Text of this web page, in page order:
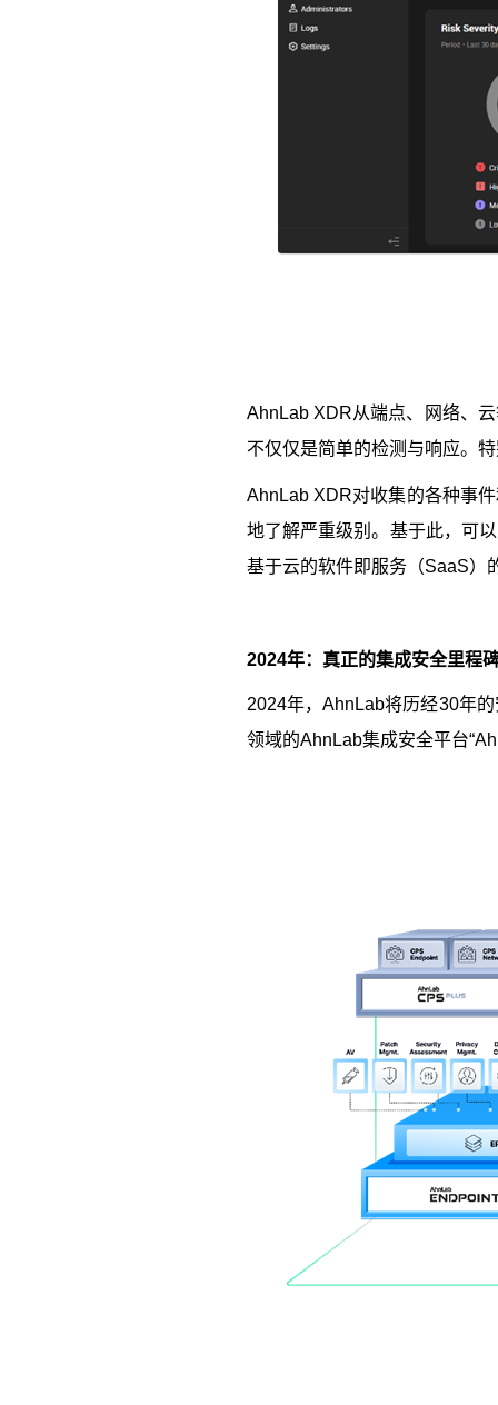
AhnLab XDR从端点、网络、
不仅仅是简单的检测与响应。
AhnLab XDR对收集的各种事
地了解严重级别。基于此，可
基于云的软件即服务（SaaS）
2024年：真正的集成安全里
2024年，AhnLab将历经30年的
领域的AhnLab集成安全平台“